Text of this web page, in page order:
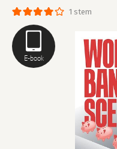
E-book
1 stem